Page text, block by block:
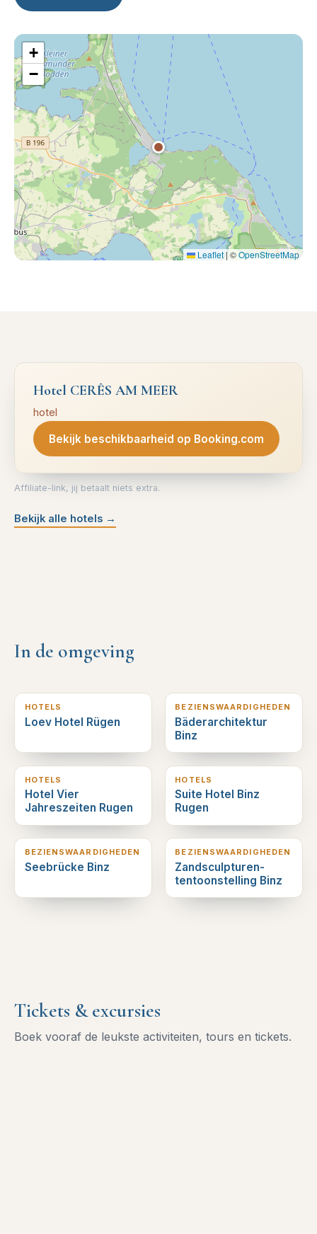
+
−
Leaflet| ©OpenStreetMap
Hotel CERÊS AM MEER
hotel
Bekijk beschikbaarheid op Booking.com
Affiliate-link, jij betaalt niets extra.
Bekijk alle hotels →
In de omgeving
HOTELS
Loev Hotel Rügen
BEZIENSWAARDIGHEDEN
Bäderarchitektur
Binz
0 km verderop
HOTELS
Hotel Vier
Jahreszeiten Rugen
0 km verderop
HOTELS
Suite Hotel Binz
Rugen
0 km verderop
BEZIENSWAARDIGHEDEN
Seebrücke Binz
0 km verderop
BEZIENSWAARDIGHEDEN
Zandsculpturen-
tentoonstelling Binz
Tickets & excursies
Boek vooraf de leukste activiteiten, tours en tickets.